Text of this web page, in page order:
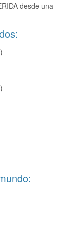
desde una